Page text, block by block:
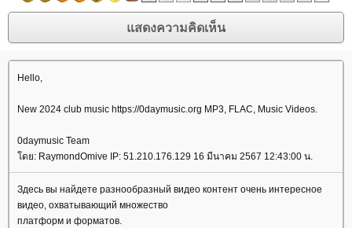
Hello,
New 2024 club music https://0daymusic.org MP3, FLAC, Music Videos.
0daymusic Team
ดย: RaymondOmive IP: 51.210.176.129 16 มีนาคม 2567 12:43:00 น.
Здесь вы найдете разнообразный видео контент очень интересное
видео, охватывающий множество
платформ и форматов.